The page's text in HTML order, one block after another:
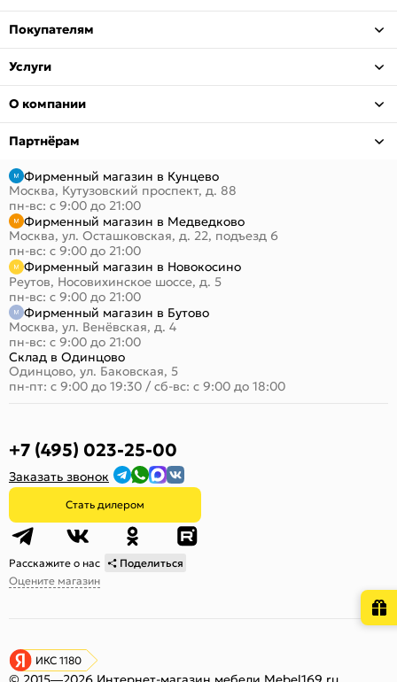
Покупателям
Услуги
О компании
Партнёрам
Фирменный магазин в Кунцево
Москва, Кутузовский проспект, д. 88
пн-вс: с 9:00 до 21:00
Фирменный магазин в Медведково
Москва, ул. Осташковская, д. 22, подъезд 6
пн-вс: с 9:00 до 21:00
Фирменный магазин в Новокосино
Реутов, Носовихинское шоссе, д. 5
пн-вс: с 9:00 до 21:00
Фирменный магазин в Бутово
Москва, ул. Венёвская, д. 4
пн-вс: с 9:00 до 21:00
Склад в Одинцово
Одинцово, ул. Баковская, 5
пн-пт: с 9:00 до 19:30 / сб-вс: с 9:00 до 18:00
+7 (495) 023-25-00
Заказать звонок
Стать дилером
Расскажите о нас
Поделиться
Оцените магазин
ИКС 1180